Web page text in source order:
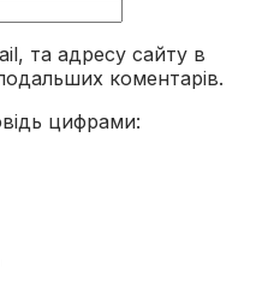
та адресу сайту в
коментарів.
цифрами: